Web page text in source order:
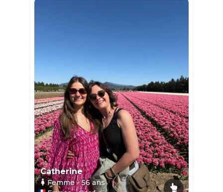
Catherine
Femme- 56ans